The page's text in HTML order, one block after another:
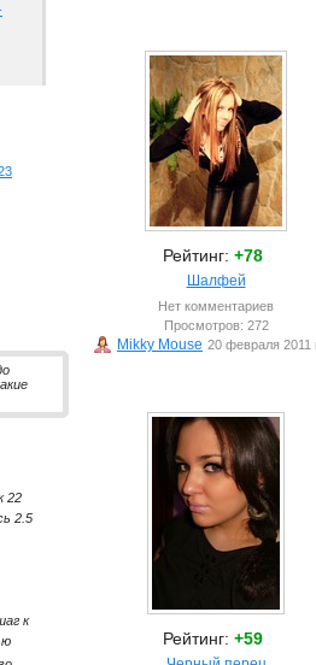
Рейтинг: +78
Шалфей
Нет комментариев
Просмотров: 272
Mikky Mouse 20 февраля 2011
Рейтинг: +59
22
2.5
к